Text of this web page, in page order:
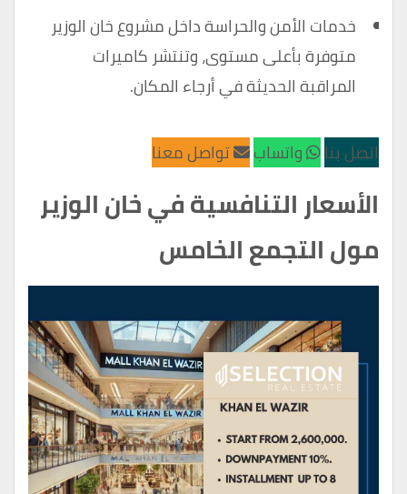
خدمات الأمن والحراسة داخل مشروع خان الوزير
متوفرة بأعلى مستوى، وتنتشر كاميرات
المراقبة الحديثة في أرجاء المكان.
اتصل بنا واتساب تواصل معنا
الأسعار التنافسية في خان الوزير
مول التجمع الخامس